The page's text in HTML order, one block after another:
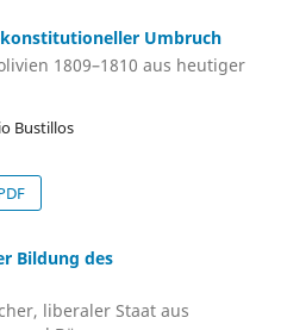
Umbruch
1809–1810 aus heutiger
Bustillos
Bildung des
liberaler Staat aus